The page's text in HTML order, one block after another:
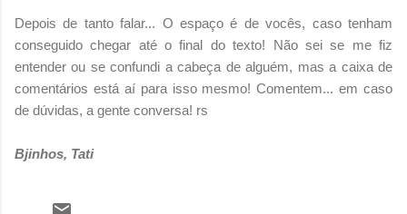
Depois de tanto falar... O espaço é de vocês, caso tenham
conseguido chegar até o final do texto! Não sei se me fiz
entender ou se confundi a cabeça de alguém, mas a caixa de
comentários está aí para isso mesmo! Comentem... em caso
de dúvidas, a gente conversa! rs
Bjinhos, Tati